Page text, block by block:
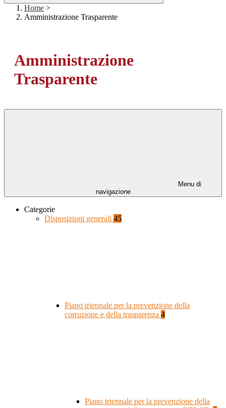
Home >
Amministrazione Trasparente
Amministrazione
Trasparente
Menu di
navigazione
Categorie
Disposizioni generali 45
Piano triennale per la prevenzione della
corruzione e della trasparenza 4
Piano triennale per la prevenzione della